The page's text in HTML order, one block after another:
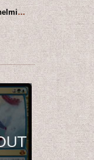
圧倒的な波/Whelming Wave 【日本語版】 [EVK-青R]